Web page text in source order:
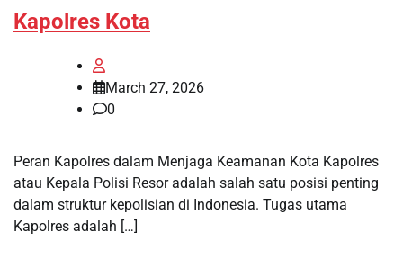
Kapolres Kota
March 27, 2026
0
Peran Kapolres dalam Menjaga Keamanan Kota Kapolres
atau Kepala Polisi Resor adalah salah satu posisi penting
dalam struktur kepolisian di Indonesia. Tugas utama
Kapolres adalah […]